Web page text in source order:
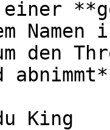
den
King